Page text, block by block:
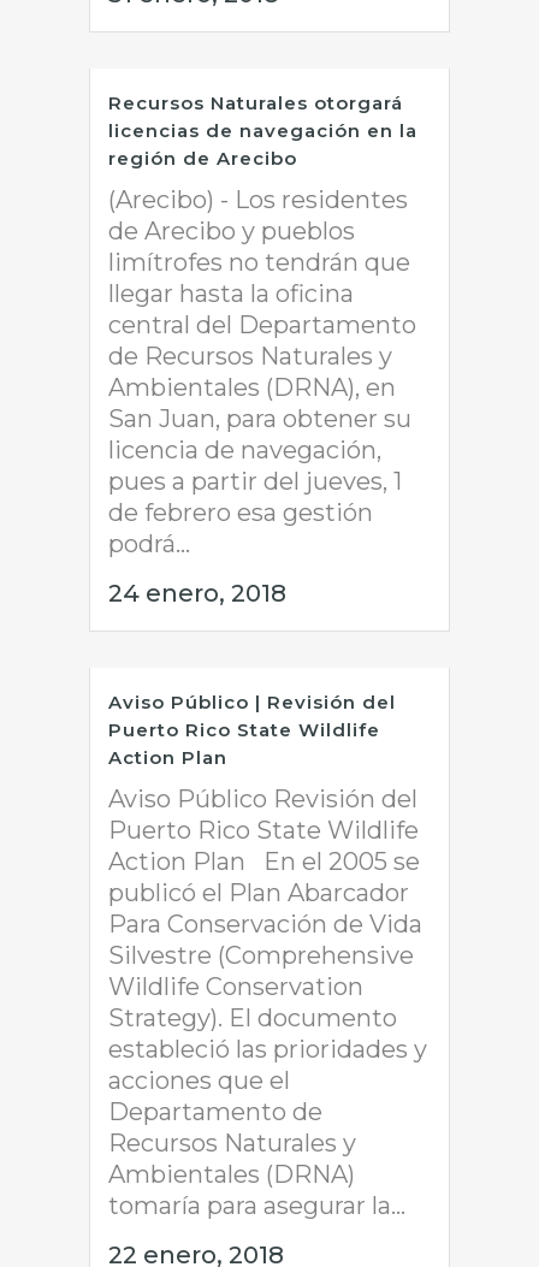
Recursos Naturales otorgará
licencias de navegación en la
región de Arecibo
(Arecibo) - Los residentes
de Arecibo y pueblos
limítrofes no tendrán que
llegar hasta la oficina
central del Departamento
de Recursos Naturales y
Ambientales (DRNA), en
San Juan, para obtener su
licencia de navegación,
pues a partir del jueves, 1
de febrero esa gestión
podrá...
24 enero, 2018
Aviso Público | Revisión del
Puerto Rico State Wildlife
Action Plan
Aviso Público Revisión del
Puerto Rico State Wildlife
Action Plan En el 2005 se
publicó el Plan Abarcador
Para Conservación de Vida
Silvestre (Comprehensive
Wildlife Conservation
Strategy). El documento
estableció las prioridades y
acciones que el
Departamento de
Recursos Naturales y
Ambientales (DRNA)
tomaría para asegurar la...
22 enero, 2018